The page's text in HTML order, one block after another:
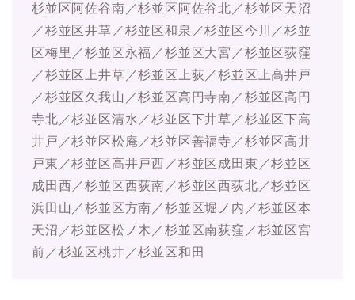
杉並区阿佐谷南／杉並区阿佐谷北／杉並区天沼
／杉並区井草／杉並区和泉／杉並区今川／杉並
区梅里／杉並区永福／杉並区大宮／杉並区荻窪
／杉並区上井草／杉並区上荻／杉並区上高井戸
／杉並区久我山／杉並区高円寺南／杉並区高円
寺北／杉並区清水／杉並区下井草／杉並区下高
井戸／杉並区松庵／杉並区善福寺／杉並区高井
戸東／杉並区高井戸西／杉並区成田東／杉並区
成田西／杉並区西荻南／杉並区西荻北／杉並区
浜田山／杉並区方南／杉並区堀ノ内／杉並区本
天沼／杉並区松ノ木／杉並区南荻窪／杉並区宮
前／杉並区桃井／杉並区和田